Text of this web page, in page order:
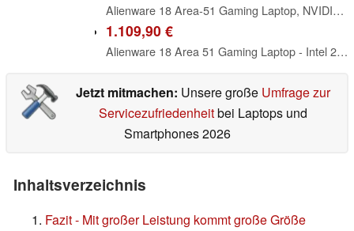
Alienware 18 Area-51 Gaming Laptop, NVIDIA GeForce RTX 5080, 18 Zoll QHD+ 300Hz Display, Intel Ultra 9 275HX, mit Office & externem DVD-Laufwerk, Backlit KB, Win 11 Pro, Wi-Fi 7, 64GB RAM, 2TB SSD
1.109,90 €
Alienware 18 Area 51 Gaming Laptop - Intel 24-Core Ultra 9 275HX CPU, NVIDIA RTX 5080 16GB GDDR7, 18 Zoll WQXGA 300Hz Display, 64GB DDR5, 8TB SSD, Win 11 Pro, Tastatur mit
Jetzt mitmachen: Unsere große Umfrage zur
Servicezufriedenheitbei Laptops und
Smartphones 2026
Inhaltsverzeichnis
Fazit - Mit großer Leistung kommt große Größe